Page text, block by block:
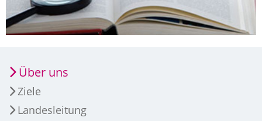
Über uns
Ziele
Landesleitung